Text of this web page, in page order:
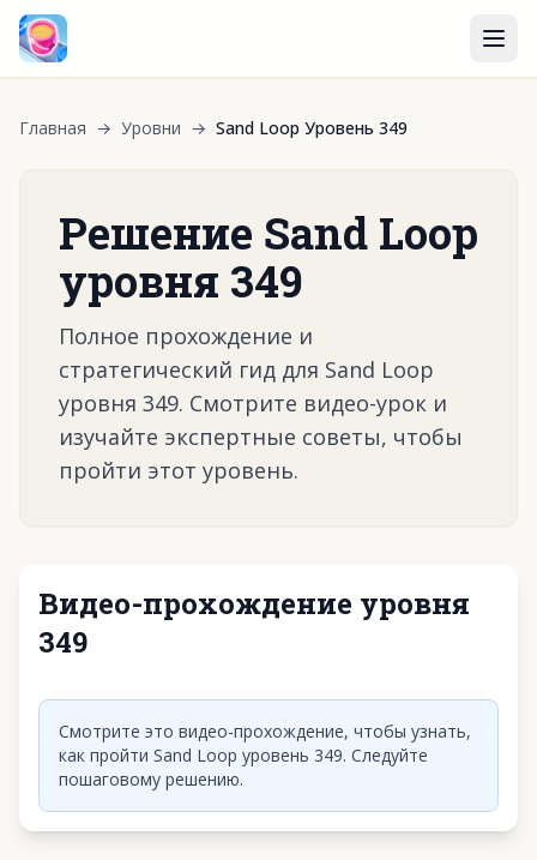
Главная → Уровни → Sand Loop Уровень 349
Решение Sand Loop
уровня 349
Полное прохождение и
стратегический гид для Sand Loop
уровня 349. Смотрите видео-урок и
изучайте экспертные советы, чтобы
пройти этот уровень.
Видео-прохождение уровня
349
Смотрите это видео-прохождение, чтобы узнать,
как пройти Sand Loop уровень 349. Следуйте
пошаговому решению.